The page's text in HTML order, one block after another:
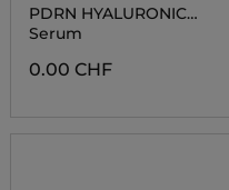
PDRN HYALURONIC
ACID CAPSULE 100
SERUM
Serum
0.00 CHF